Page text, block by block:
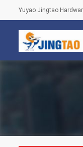
Yuyao Jingtao